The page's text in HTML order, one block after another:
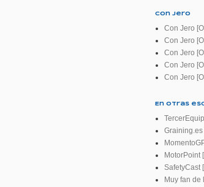
Con Jero
Con Jero
Con Jero
Con Jero
Con Jero
Con Jero
En otras
MotorPoint
SafetyCast
Muy fan de